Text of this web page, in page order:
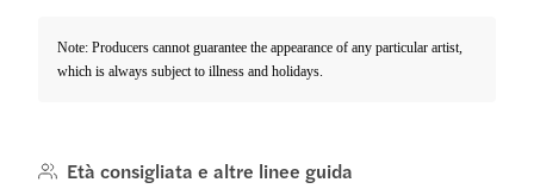
Note: Producers cannot guarantee the appearance of any particular artist,
which is always subject to illness and holidays.
Età consigliata e altre linee guida